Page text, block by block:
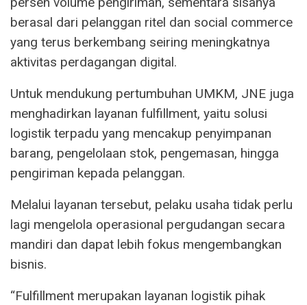
berasal dari pelanggan ritel dan social commerce
yang terus berkembang seiring meningkatnya
aktivitas perdagangan digital.
Untuk mendukung pertumbuhan UMKM, JNE juga
menghadirkan layanan fulfillment, yaitu solusi
logistik terpadu yang mencakup penyimpanan
barang, pengelolaan stok, pengemasan, hingga
pengiriman kepada pelanggan.
Melalui layanan tersebut, pelaku usaha tidak perlu
lagi mengelola operasional pergudangan secara
mandiri dan dapat lebih fokus mengembangkan
bisnis.
“Fulfillment merupakan layanan logistik pihak